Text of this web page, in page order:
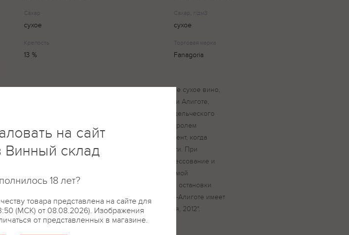
Сахар
сухое
Сахар, г/дм3
сухое
Крепость
13 %
Торговая марка
Fanagoria
Fanagoria, Авторское Шардоне-Алиготе — белое сухое вино,
изготовленное из винограда сортов Шардоне и Алиготе,
который произрастает на виноградниках винодельческого
региона "Кубань. Таманский полуостров" с контролем
урожайности. Урожай собирают вручную в момент, когда
ягоды достигают оптимальной степени зрелости. При
создании вина применяют пневматическое прессование и
ферментация сусла-самотека при контролируемой
температуре 15-16 °С. Используется технология остановки
брожения холодом. "Авторское вино" Шардоне-Алиготе имеет
бронзовую медаль на конкурсе "Южная Россия, 2012".
на сайт
Винный склад
18 лет?
товара представлена на сайте для
(МСК) от 08.08.2026). Изображения
от представленных в магазине.